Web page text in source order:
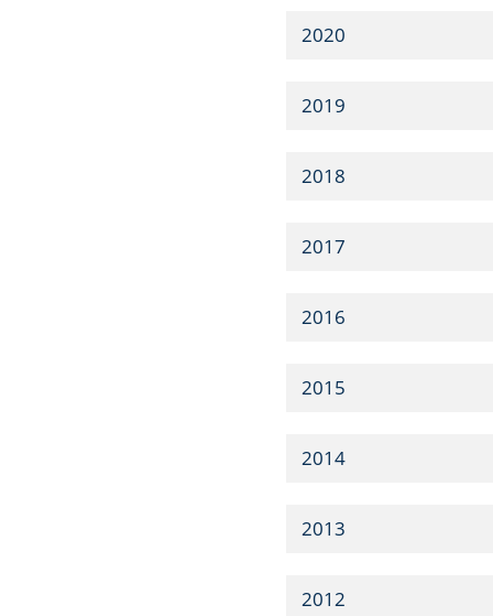
2020
2019
2018
2017
2016
2015
2014
2013
2012